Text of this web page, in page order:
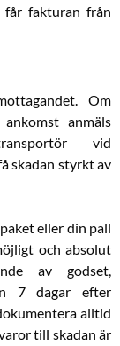
fakturan från
Om
anmäls
vid
skadan styrkt av
eller din pall
och absolut
av godset,
7 dagar efter
alltid
till skadan är